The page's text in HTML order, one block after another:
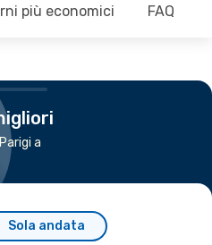
più economici FAQ
a
Sola andata